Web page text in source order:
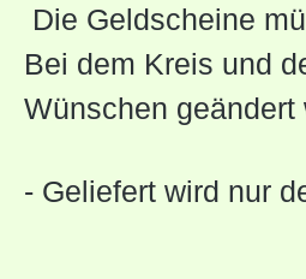
Die Geldscheine
Bei dem Kreis und
Wünschen geändert
- Geliefert wird nur